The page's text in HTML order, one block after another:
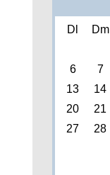
Dl Dm
6
7
13
14
20
21
27
28